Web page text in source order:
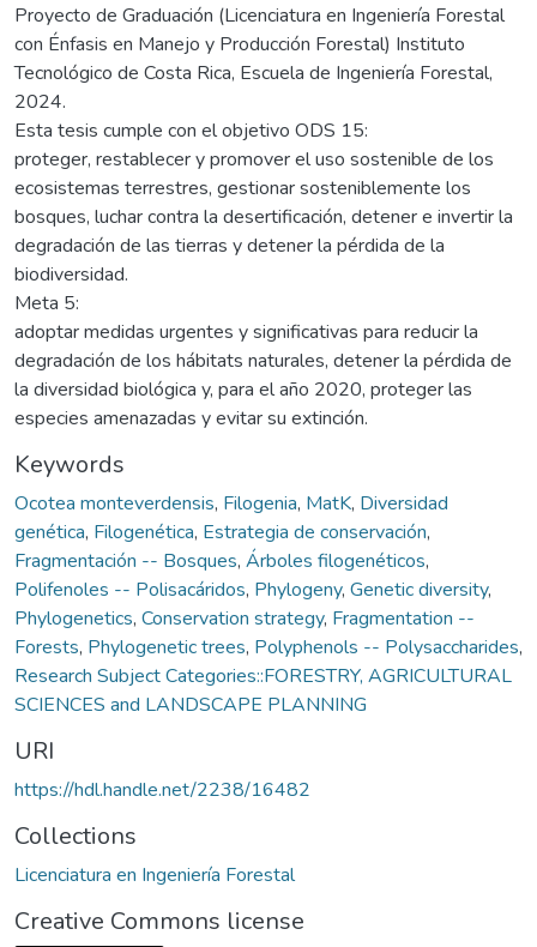
Proyecto de Graduación (Licenciatura en Ingeniería Forestal
con Énfasis en Manejo y Producción Forestal) Instituto
Tecnológico de Costa Rica, Escuela de Ingeniería Forestal,
2024.
Esta tesis cumple con el objetivo ODS 15:
proteger, restablecer y promover el uso sostenible de los
ecosistemas terrestres, gestionar sosteniblemente los
bosques, luchar contra la desertificación, detener e invertir la
degradación de las tierras y detener la pérdida de la
biodiversidad.
Meta 5:
adoptar medidas urgentes y significativas para reducir la
degradación de los hábitats naturales, detener la pérdida de
la diversidad biológica y, para el año 2020, proteger las
especies amenazadas y evitar su extinción.
Keywords
Ocotea monteverdensis, Filogenia, MatK, Diversidad
genética, Filogenética, Estrategia de conservación,
Fragmentación -- Bosques, Árboles filogenéticos,
Polifenoles -- Polisacáridos, Phylogeny, Genetic diversity,
Phylogenetics, Conservation strategy, Fragmentation --
Forests, Phylogenetic trees, Polyphenols -- Polysaccharides,
Research Subject Categories::FORESTRY, AGRICULTURAL
SCIENCES and LANDSCAPE PLANNING
URI
https://hdl.handle.net/2238/16482
Collections
Licenciatura en Ingeniería Forestal
Creative Commons license